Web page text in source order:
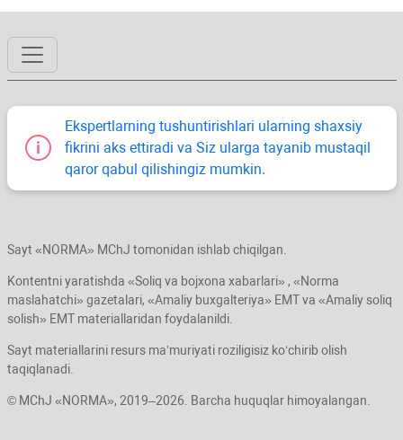
Ekspertlarning tushuntirishlari ularning shaхsiy
fikrini aks ettiradi va Siz ularga tayanib mustaqil
qaror qabul qilishingiz mumkin.
Sayt «NORMA» MChJ tomonidan ishlab chiqilgan.
Kontentni yaratishda «Soliq va bojхona хabarlari» , «Norma
maslahatchi» gazetalari, «Amaliy buхgalteriya» EMT va «Amaliy soliq
solish» EMT materiallaridan foydalanildi.
Sayt materiallarini resurs ma’muriyati roziligisiz koʻchirib olish
taqiqlanadi.
© MChJ «NORMA», 2019–2026. Barcha huquqlar himoyalangan.